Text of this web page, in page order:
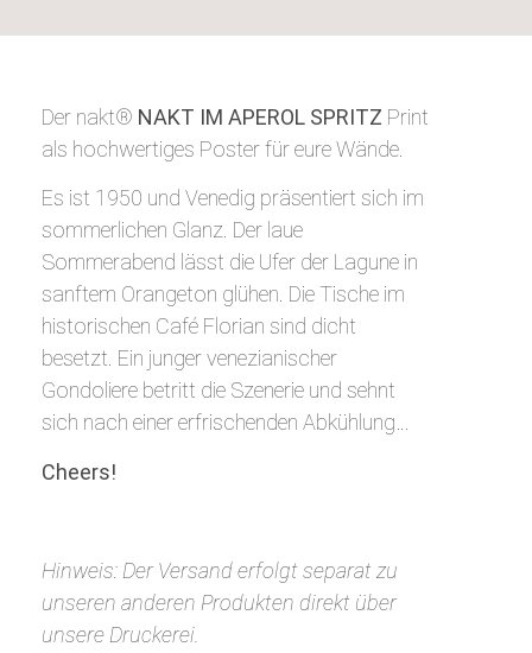
Der nakt® NAKT IM APEROL SPRITZ Print
als hochwertiges Poster für eure Wände.
Es ist 1950 und Venedig präsentiert sich im
sommerlichen Glanz. Der laue
Sommerabend lässt die Ufer der Lagune in
sanftem Orangeton glühen. Die Tische im
historischen Café Florian sind dicht
besetzt. Ein junger venezianischer
Gondoliere betritt die Szenerie und sehnt
sich nach einer erfrischenden Abkühlung…
Cheers!
Hinweis: Der Versand erfolgt separat zu
unseren anderen Produkten direkt über
unsere Druckerei.